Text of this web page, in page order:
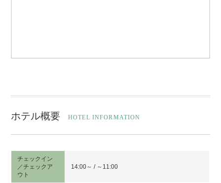
ホテル概要 HOTEL INFORMATION
チェックイン
／チェックア
ウト
14:00～ / ～11:00